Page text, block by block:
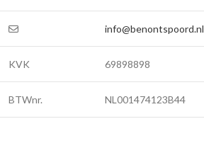
info@benontspoord.nl
KVK 69898898
BTWnr. NL001474123B44